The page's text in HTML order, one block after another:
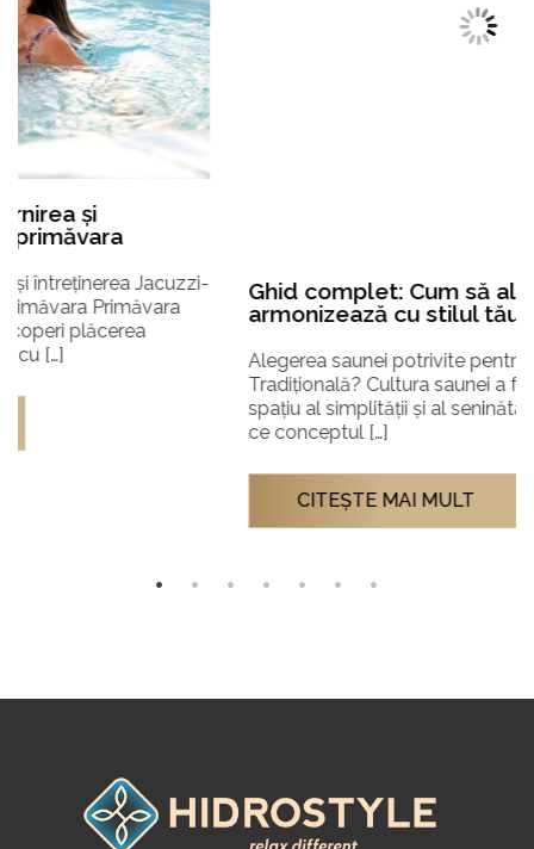
Ghid complet: Cum să alegi sauna care se
armonizează cu stilul tău de viață
Alegerea saunei potrivite pentru tine: Infraroșu sau
Tradițională? Cultura saunei a fost întotdeauna un
spațiu al simplității și al seninătății. Însă, pe măsură